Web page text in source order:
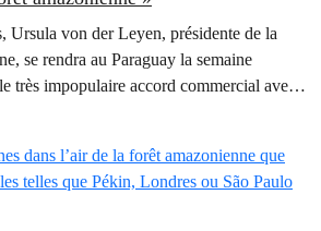
Ursula von der Leyen, présidente de la
se rendra au Paraguay la semaine
très impopulaire accord commercial avec
quatre pays d'Amérique du Sud.